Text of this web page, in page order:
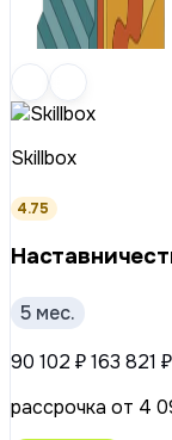
Skillbox
4.75
5 мес.
90 102 ₽163 821 ₽
рассрочка от 4